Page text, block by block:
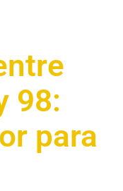
98:
para